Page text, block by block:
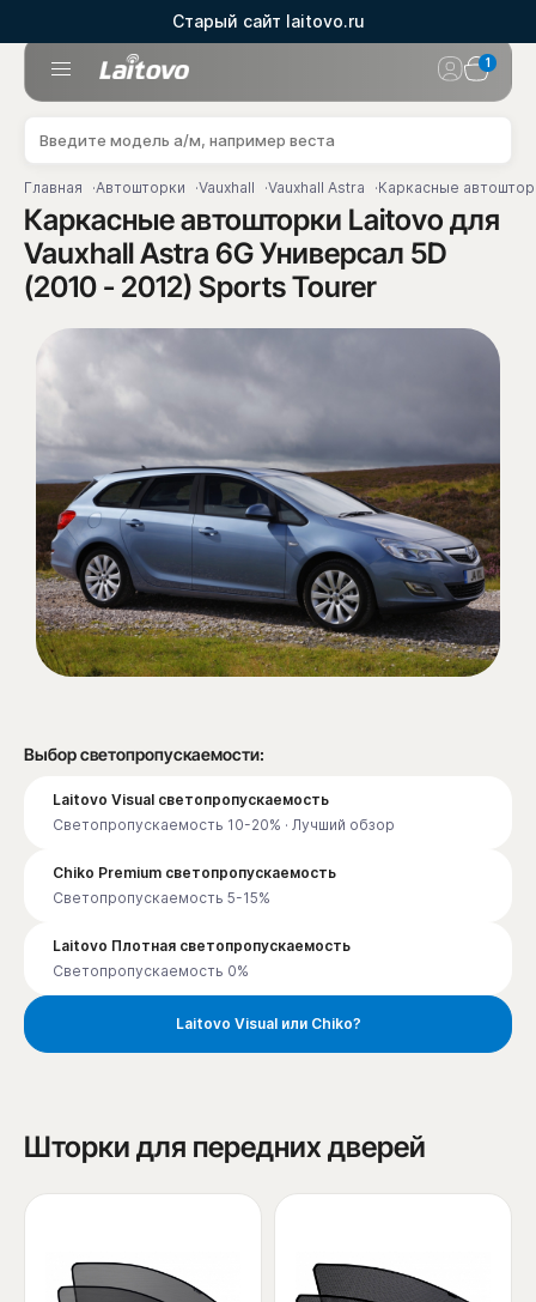
Старый сайт laitovo.ru
1
Главная Автошторки Vauxhall Vauxhall Astra Каркасные
Каркасные автошторки Laitovo для
Vauxhall Astra 6G Универсал 5D
(2010 - 2012) Sports Tourer
Выбор светопропускаемости:
Laitovo Visual светопропускаемость
Светопропускаемость 10-20% · Лучший обзор
Chiko Premium светопропускаемость
Светопропускаемость 5-15%
Laitovo Плотная светопропускаемость
Светопропускаемость 0%
Laitovo Visual или Chiko?
Шторки для передних дверей